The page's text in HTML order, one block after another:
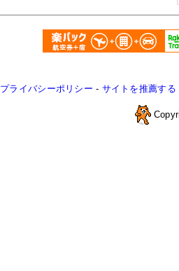
プライバシーポリシー - サイトを推薦する